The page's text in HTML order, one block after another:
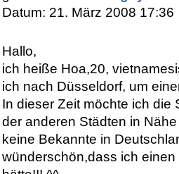
Datum: 21. März 2008 17:36
Hallo,
ich heiße Hoa,20,
ich nach Düsseldorf, um
In dieser Zeit möchte ich die
der anderen Städten in
keine Bekannte in
wünderschön,dass ich